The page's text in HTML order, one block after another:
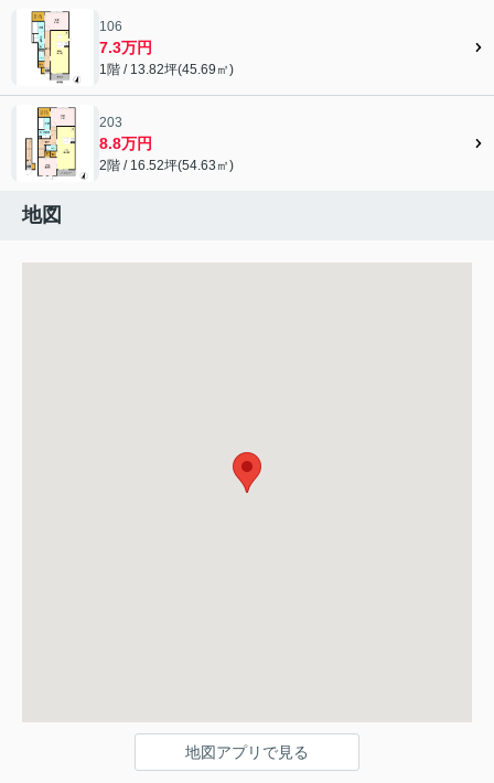
106
7.3万円
1階 / 13.82坪(45.69㎡)
203
8.8万円
2階 / 16.52坪(54.63㎡)
地図
地図アプリで見る